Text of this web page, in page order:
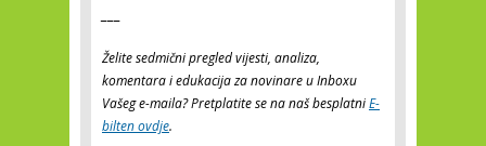
Želite sedmični pregled vijesti, analiza,
komentara i edukacija za novinare u Inboxu
Vašeg e-maila? Pretplatite se na naš besplatniE-
bilten ovdje.